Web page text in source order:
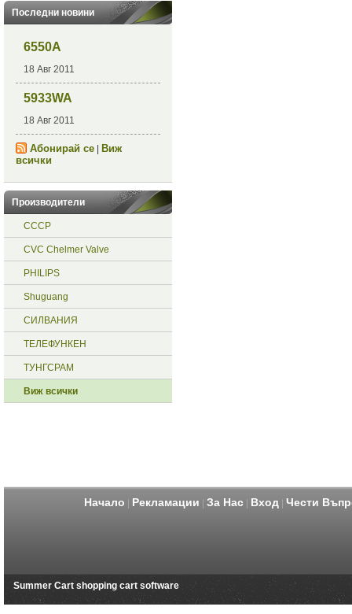
Последни новини
6550A
18 Авг 2011
5933WA
18 Авг 2011
Абонирай се|
Виж
всички
Производители
СССР
CVC Chelmer Valve
PHILIPS
Shuguang
СИЛВАНИЯ
ТЕЛЕФУНКЕН
ТУНГСРАМ
Виж всички
Начало Рекламации За Нас| Вход| Чести
Summer Cart shopping cart software